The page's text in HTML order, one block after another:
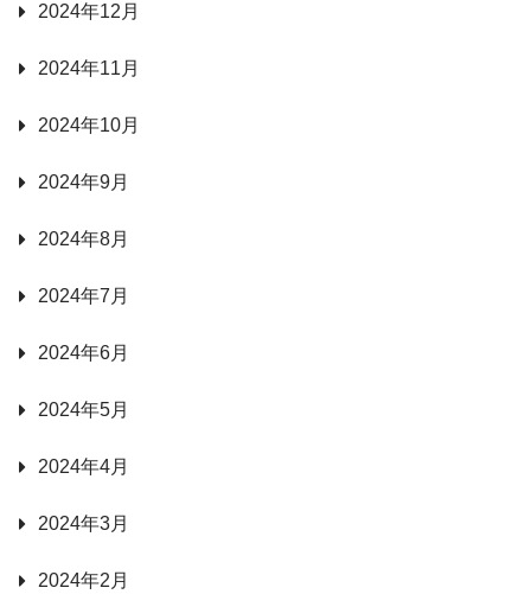
2024年12月
2024年11月
2024年10月
2024年9月
2024年8月
2024年7月
2024年6月
2024年5月
2024年4月
2024年3月
2024年2月